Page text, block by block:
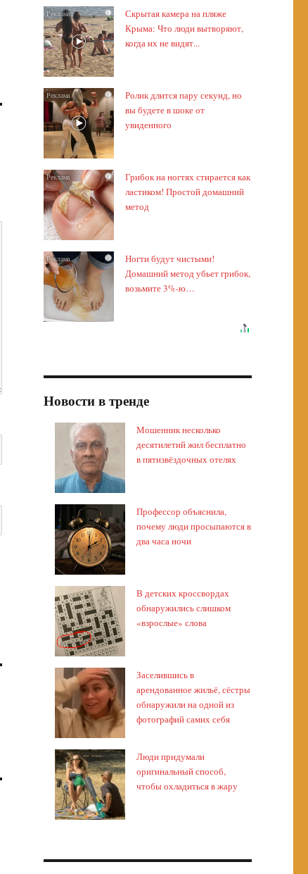
i
Скрытая камера на пляже
Крыма: Что люди вытворяют,
когда их не видят...
i
Ролик длится пару секунд, но
вы будете в шоке от
увиденного
i
Грибок на ногтях стирается как
ластиком! Простой домашний
метод
i
Ногти будут чистыми!
Домашний метод убьет грибок,
возьмите 3%-ю…
Новости в тренде
Мошенник несколько
десятилетий жил бесплатно
в пятизвёздочных отелях
Профессор объяснила,
почему люди просыпаются в
два часа ночи
В детских кроссвордах
обнаружились слишком
«взрослые» слова
Заселившись в
арендованное жильё, сёстры
обнаружили на одной из
фотографий самих себя
Люди придумали
оригинальный способ,
чтобы охладиться в жару